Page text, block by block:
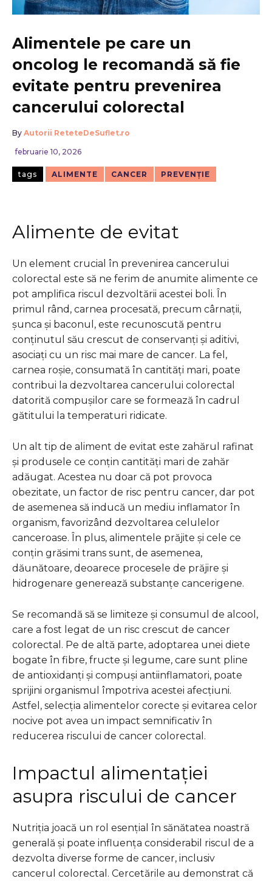
Alimentele pe care un
oncolog le recomandă să fie
evitate pentru prevenirea
cancerului colorectal
By Autorii ReteteDeSuflet.ro
februarie 10, 2026
tags ALIMENTE CANCER PREVENȚIE
Alimente de evitat
Un element crucial în prevenirea cancerului
colorectal este să ne ferim de anumite alimente ce
pot amplifica riscul dezvoltării acestei boli. În
primul rând, carnea procesată, precum cârnații,
șunca și baconul, este recunoscută pentru
conținutul său crescut de conservanți și aditivi,
asociați cu un risc mai mare de cancer. La fel,
carnea roșie, consumată în cantități mari, poate
contribui la dezvoltarea cancerului colorectal
datorită compușilor care se formează în cadrul
gătitului la temperaturi ridicate.
Un alt tip de aliment de evitat este zahărul rafinat
și produsele ce conțin cantități mari de zahăr
adăugat. Acestea nu doar că pot provoca
obezitate, un factor de risc pentru cancer, dar pot
de asemenea să inducă un mediu inflamator în
organism, favorizând dezvoltarea celulelor
canceroase. În plus, alimentele prăjite și cele ce
conțin grăsimi trans sunt, de asemenea,
dăunătoare, deoarece procesele de prăjire și
hidrogenare generează substanțe cancerigene.
Se recomandă să se limiteze și consumul de alcool,
care a fost legat de un risc crescut de cancer
colorectal. Pe de altă parte, adoptarea unei diete
bogate în fibre, fructe și legume, care sunt pline
de antioxidanți și compuși antiinflamatori, poate
sprijini organismul împotriva acestei afecțiuni.
Astfel, selecția alimentelor corecte și evitarea celor
nocive pot avea un impact semnificativ în
reducerea riscului de cancer colorectal.
Impactul alimentației
asupra riscului de cancer
Nutriția joacă un rol esențial în sănătatea noastră
generală și poate influența considerabil riscul de a
dezvolta diverse forme de cancer, inclusiv
cancerul colorectal. Cercetările au demonstrat că